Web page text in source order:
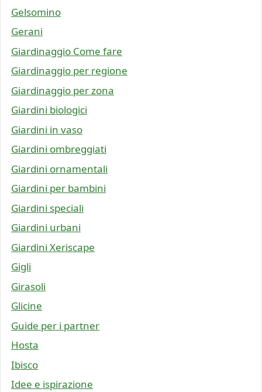
Gelsomino
Gerani
Giardinaggio Come fare
Giardinaggio per regione
Giardinaggio per zona
Giardini biologici
Giardini in vaso
Giardini ombreggiati
Giardini ornamentali
Giardini per bambini
Giardini speciali
Giardini urbani
Giardini Xeriscape
Gigli
Girasoli
Glicine
Guide per i partner
Hosta
Ibisco
Idee e ispirazione